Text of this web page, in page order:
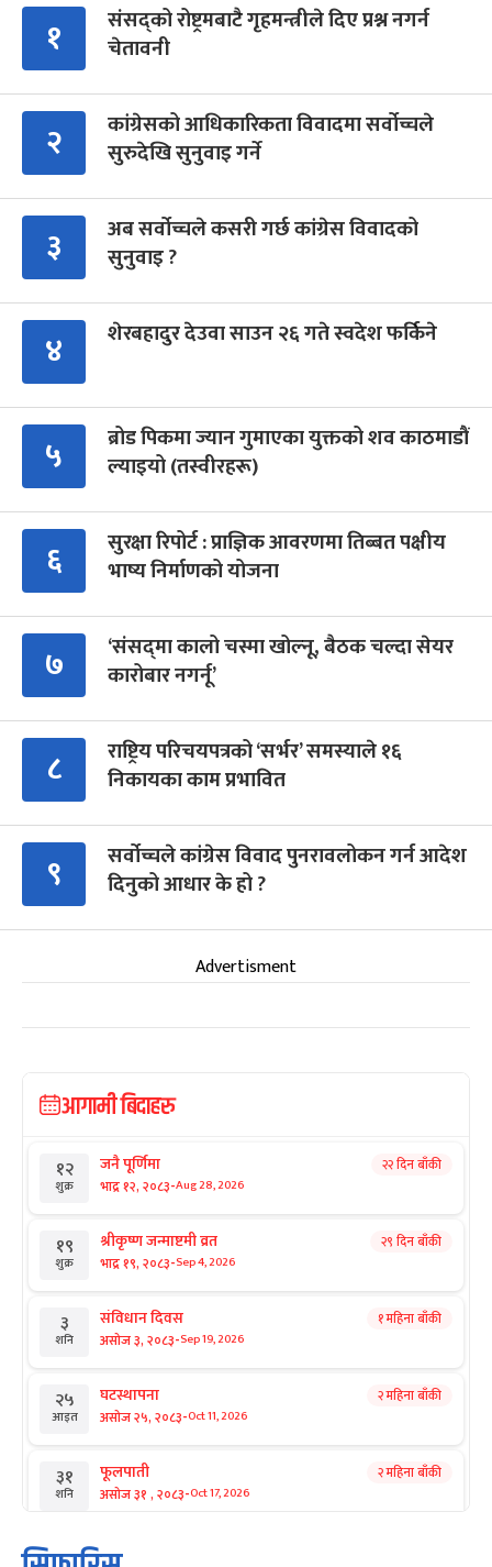
१
संसद्को रोष्ट्रमबाटै गृहमन्त्रीले दिए प्रश्न नगर्न
चेतावनी
२
कांग्रेसको आधिकारिकता विवादमा सर्वोच्चले
सुरुदेखि सुनुवाइ गर्ने
३
अब सर्वोच्चले कसरी गर्छ कांग्रेस विवादको
सुनुवाइ ?
४ शेरबहादुर देउवा साउन २६ गते स्वदेश फर्किने
५
ब्रोड पिकमा ज्यान गुमाएका युक्तको शव काठमाडौं
ल्याइयो (तस्वीरहरू)
६
सुरक्षा रिपोर्ट : प्राज्ञिक आवरणमा तिब्बत पक्षीय
भाष्य निर्माणको योजना
७
‘संसद्‍मा कालो चस्मा खोल्नू, बैठक चल्दा सेयर
कारोबार नगर्नू’
८
राष्ट्रिय परिचयपत्रको ‘सर्भर’ समस्याले १६
निकायका काम प्रभावित
९
सर्वोच्चले कांग्रेस विवाद पुनरावलोकन गर्न आदेश
दिनुको आधार के हो ?
Advertisment
आगामी बिदाहरु
१२
शुक्र
जनै पूर्णिमा
भाद्र १२, २०८३-Aug 28, 2026
२२ दिन बाँकी
१९
शुक्र
श्रीकृष्ण जन्माष्टमी व्रत
भाद्र १९, २०८३-Sep 4, 2026
२९ दिन बाँकी
३
शनि
संविधान दिवस
असोज ३, २०८३-Sep 19, 2026
१ महिना बाँकी
२५
आइत
घटस्थापना
असोज २५, २०८३-Oct 11, 2026
२ महिना बाँकी
३१
शनि
फूलपाती
असोज ३१ , २०८३-Oct 17, 2026
२ महिना बाँकी
१ कार्तिक सङ्क्रान्ति